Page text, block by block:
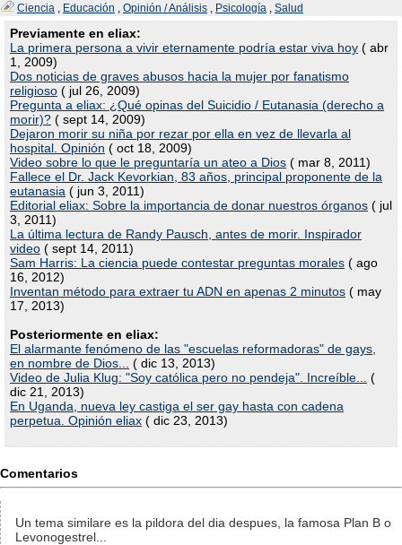
Ciencia , Educación , Opinión / Análisis , Psicología , Salud
Previamente en eliax:
La primera persona a vivir eternamente podría estar viva hoy ( abr
1, 2009)
Dos noticias de graves abusos hacia la mujer por fanatismo
religioso ( jul 26, 2009)
Pregunta a eliax: ¿Qué opinas del Suicidio / Eutanasia (derecho a
morir)? ( sept 14, 2009)
Dejaron morir su niña por rezar por ella en vez de llevarla al
hospital. Opinión ( oct 18, 2009)
Video sobre lo que le preguntaría un ateo a Dios ( mar 8, 2011)
Fallece el Dr. Jack Kevorkian, 83 años, principal proponente de la
eutanasia ( jun 3, 2011)
Editorial eliax: Sobre la importancia de donar nuestros órganos ( jul
3, 2011)
La última lectura de Randy Pausch, antes de morir. Inspirador
video ( sept 14, 2011)
Sam Harris: La ciencia puede contestar preguntas morales ( ago
16, 2012)
Inventan método para extraer tu ADN en apenas 2 minutos ( may
17, 2013)
Posteriormente en eliax:
El alarmante fenómeno de las "escuelas reformadoras" de gays,
en nombre de Dios...
( dic 13, 2013)
Video de Julia Klug: "Soy católica pero no pendeja". Increíble...
(
dic 21, 2013)
En Uganda, nueva ley castiga el ser gay hasta con cadena
perpetua. Opinión eliax ( dic 23, 2013)
Comentarios
Un tema similare es la pildora del dia despues, la famosa Plan B o
Levonogestrel...